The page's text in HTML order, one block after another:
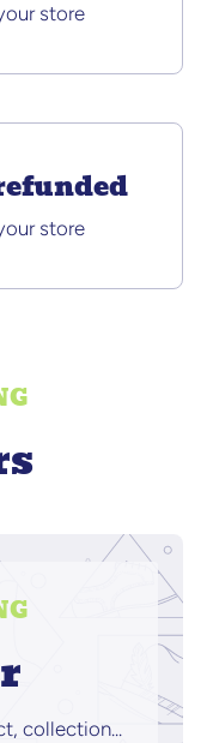
store
store
collection...